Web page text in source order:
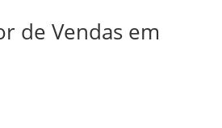
de Vendas em